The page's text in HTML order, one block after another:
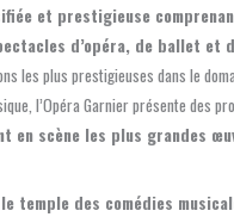
et prestigieuse
d’opéra, de ballet et
les plus prestigieuses dans le
l’Opéra Garnier présente des
en scène les plus grandes
temple des comédies